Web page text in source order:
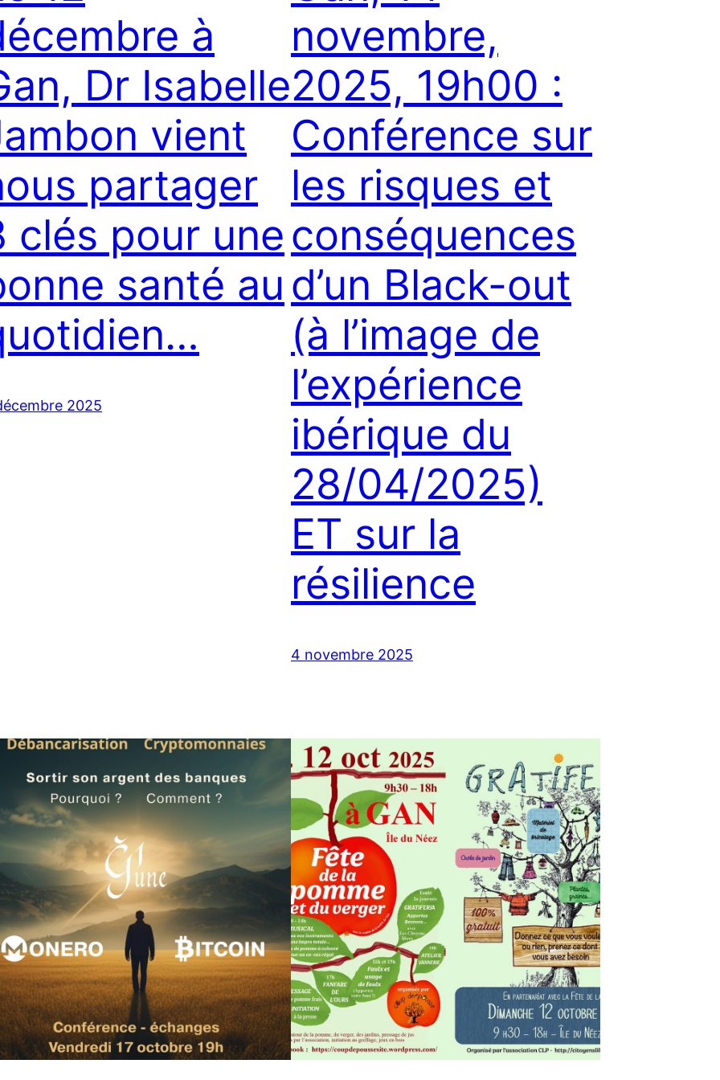
à
Dr Isabelle
vient
partager
clés pour une
santé au
2025
novembre,
2025, 19h00 :
Conférence sur
les risques et
conséquences
d’un Black-out
(à l’image de
l’expérience
ibérique du
28/04/2025)
ET sur la
résilience
4 novembre 2025